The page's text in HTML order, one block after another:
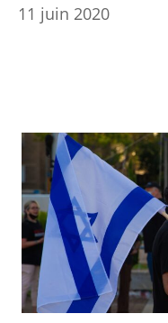
11 juin 2020